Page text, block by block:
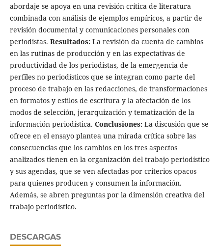
abordaje se apoya en una revisión crítica de literatura
combinada con análisis de ejemplos empíricos, a partir de
revisión documental y comunicaciones personales con
periodistas. Resultados:La revisión da cuenta de cambios
en las rutinas de producción y en las expectativas de
productividad de los periodistas, de la emergencia de
perfiles no periodísticos que se integran como parte del
proceso de trabajo en las redacciones, de transformaciones
en formatos y estilos de escritura y la afectación de los
modos de selección, jerarquización y tematización de la
información periodística. Conclusiones:La discusión que se
ofrece en el ensayo plantea una mirada crítica sobre las
consecuencias que los cambios en los tres aspectos
analizados tienen en la organización del trabajo periodístico
y sus agendas, que se ven afectadas por criterios opacos
para quienes producen y consumen la información.
Además, se abren preguntas por la dimensión creativa del
trabajo periodístico.
DESCARGAS